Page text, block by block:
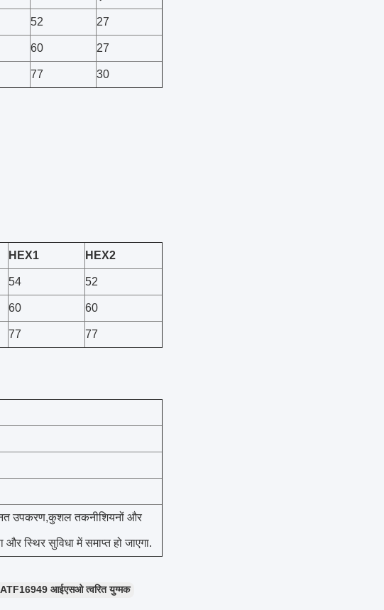
52 27
60 27
77 30
HEX1 HEX2
54 52
60 60
77 77
उपकरण,कुशल तकनीशियनों और
स्थिर सुविधा में समाप्त हो जाएगा.
आईएसओ त्वरित युग्मक